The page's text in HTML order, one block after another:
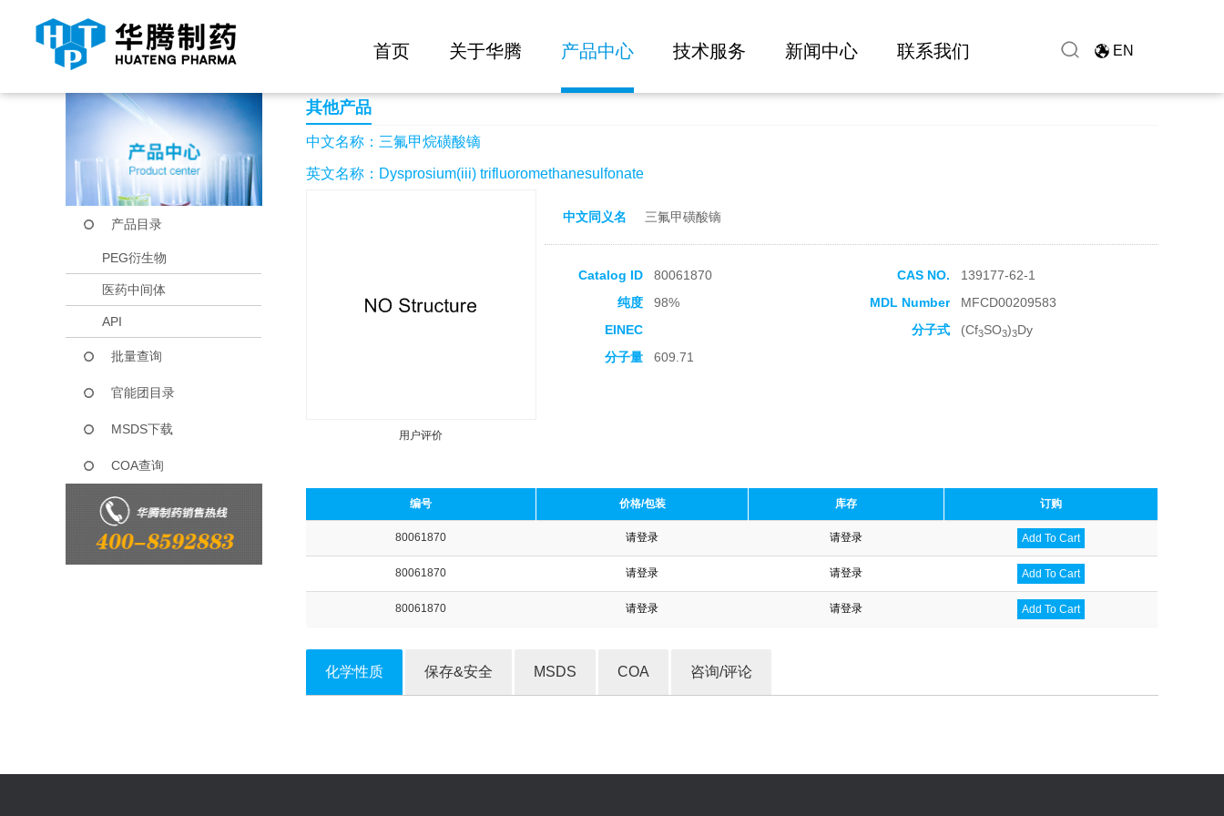
首页 关于华腾 产品中心 技术服务 新闻中心 联系我们 EN
当前位置： 首页 产品中心 三氟甲烷磺酸镝
产品目录
PEG衍生物
医药中间体
API
批量查询
官能团目录
MSDS下载
COA查询
其他产品
中文名称：三氟甲烷磺酸镝
英文名称：Dysprosium(iii) trifluoromethanesulfonate
用户评价
收藏产品
中文同义名 三氟甲磺酸镝
Catalog ID 80061870 CAS NO.
139177-62-1
纯度
98% MDL Number
MFCD00209583
EINEC
分子式 (Cf3SO3)3Dy
分子量
609.71
编号 价格/包装 库存 订购
80061870 请登录 请登录 Add To Cart
80061870 请登录 请登录 Add To Cart
80061870 请登录 请登录 Add To Cart
化学性质 保存&安全 MSDS COA 咨询/评论